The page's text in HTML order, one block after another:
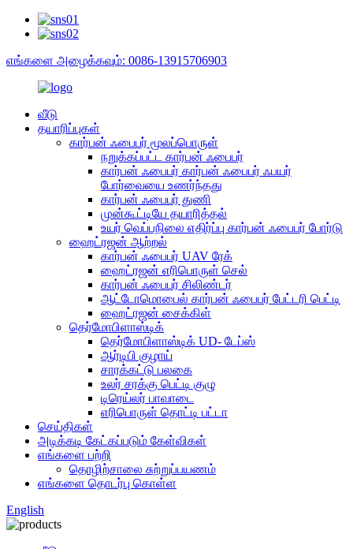
எங்களை அழைக்கவும்: 0086-13915706903
வீடு
தயாரிப்புகள்
கார்பன் ஃபைபர் மூலப்பொருள்
நறுக்கப்பட்ட கார்பன் ஃபைபர்
கார்பன் ஃபைபர் கார்பன் ஃபைபர் ஃபயர்
போர்வையை உணர்ந்தது
கார்பன் ஃபைபர் துணி
முன்கூட்டியே தயாரித்தல்
உயர் வெப்பநிலை எதிர்ப்பு கார்பன் ஃபைபர் போர்டு
ஹைட்ரஜன் ஆற்றல்
கார்பன் ஃபைபர் UAV ரேக்
ஹைட்ரஜன் எரிபொருள் செல்
கார்பன் ஃபைபர் சிலிண்டர்
ஆட்டோமொபைல் கார்பன் ஃபைபர் பேட்டரி பெட்டி
ஹைட்ரஜன் சைக்கிள்
தெர்மோபிளாஸ்டிக்
தெர்மோபிளாஸ்டிக் UD- டேப்ஸ்
ஆர்டிபி குழாய்
சாரக்கட்டு பலகை
உலர் சரக்கு பெட்டி குழு
டிரெய்லர் பாவாடை
எரிபொருள் தொட்டி பட்டா
செய்திகள்
அடிக்கடி கேட்கப்படும் கேள்விகள்
எங்களை பற்றி
தொழிற்சாலை சுற்றுப்பயணம்
எங்களை தொடர்பு கொள்ள
English